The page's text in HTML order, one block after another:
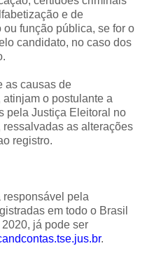
e de
função pública, se for o
candidato, no caso dos
as causas de
o postulante a
pela Justiça Eleitoral no
as alterações
registro.
pela
em todo o Brasil
já pode ser
.